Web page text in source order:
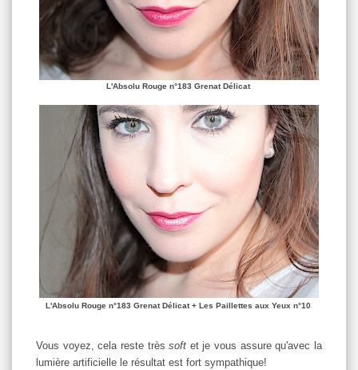
L'Absolu Rouge n°183 Grenat Délicat
L'Absolu Rouge n°183 Grenat Délicat + Les Paillettes aux Yeux n°10
Vous voyez, cela reste trèssoft et je vous assure qu'avec la
lumière artificielle le résultat est fort sympathique!